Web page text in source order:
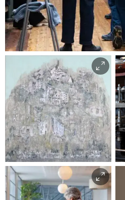
Tekstilindustrimuseet
Inger Johanne
Brautaset |
Thor Westrebø